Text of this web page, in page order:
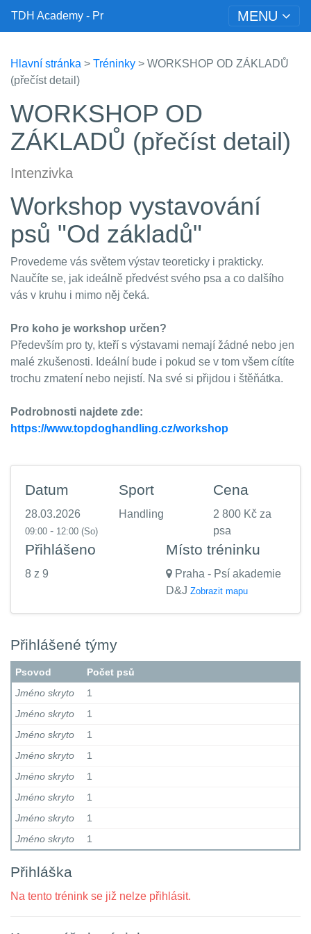
TDH Academy - Pr MENU
Hlavní stránka > Tréninky > WORKSHOP OD ZÁKLADŮ
(přečíst detail)
WORKSHOP OD
ZÁKLADŮ (přečíst detail)
Intenzivka
Workshop vystavování
psů "Od základů"
Provedeme vás světem výstav teoreticky i prakticky.
Naučíte se, jak ideálně předvést svého psa a co dalšího
vás v kruhu i mimo něj čeká.
Pro koho je workshop určen?
Především pro ty, kteří s výstavami nemají žádné nebo jen
malé zkušenosti. Ideální bude i pokud se v tom všem cítíte
trochu zmatení nebo nejistí. Na své si přijdou i štěňátka.
Podrobnosti najdete zde:
https://www.topdoghandling.cz/workshop
Datum
28.03.2026
09:00 - 12:00 (So)
Sport
Handling
Cena
2 800 Kč za
psa
Přihlášeno
8 z 9
Místo tréninku
Praha - Psí akademie
D&J Zobrazit mapu
Přihlášené týmy
Psovod
Počet psů
Jméno skryto
1
Jméno skryto
1
Jméno skryto
1
Jméno skryto
1
Jméno skryto
1
Jméno skryto
1
Jméno skryto
1
Jméno skryto
1
Přihláška
Na tento trénink se již nelze přihlásit.